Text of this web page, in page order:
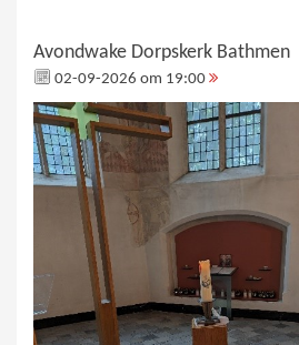
Avondwake Dorpskerk Bathmen
02-09-2026 om 19:00